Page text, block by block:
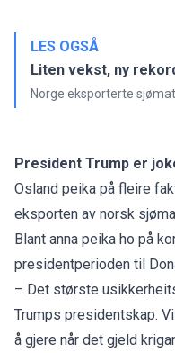
LES OGSÅ
Liten vekst, ny
Norge eksporterte
President Trump er
Osland peika på fleire
eksporten av norsk
Blant anna peika ho på
presidentperioden til
– Det største
Trumps presidentskap.
å gjere når det gjeld